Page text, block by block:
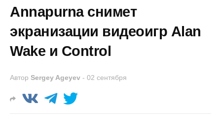
Annapurna снимет
экранизации видеоигр Alan
Wake и Control
Автор Sergey Ageyev - 02 сентября